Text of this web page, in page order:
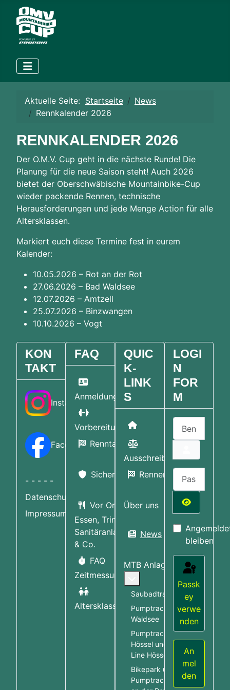
Aktuelle Seite: Startseite
News
Rennkalender 2026
RENNKALENDER 2026
Der O.M.V. Cup geht in die nächste Runde! Die
Planung für die neue Saison steht! Auch 2026
bietet der Oberschwäbische Mountainbike-Cup
wieder packende Rennen, technische
Herausforderungen und jede Menge Action für alle
Altersklassen.
Markiert euch diese Termine fest in eurem
Kalender:
10.05.2026 – Rot an der Rot
27.06.2026 – Bad Waldsee
12.07.2026 – Amtzell
25.07.2026 – Binzwangen
10.10.2026 – Vogt
KON
TAKT
Instagram
Facebook
- - - - -
Datenschutzerklärung
Impressum
FAQ
Anmeldung
Vorbereitung
Renntag
Sicherheit
Vor Ort:
Essen, Trinken,
Sanitäranlagen
& Co.
FAQ
Zeitmessung
Altersklassen
QUIC
K-
LINK
S
Ausschreibungen
Rennen
Über uns
News
MTB Anlagen
Saubadtrail
Pumptrack Bad
Waldsee
Pumptrack
Hössel und Table
Line Hössel
Bikepark und
Pumptrack Rot
LOGI
N
FOR
M
Passwort
Passwort
bleiben
Passk
ey
verwe
nden
An
mel
den